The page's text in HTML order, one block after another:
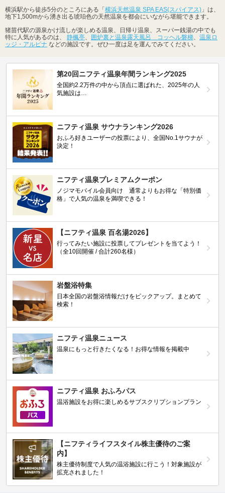
横浜駅から徒歩5分のところにある「 横浜天然温泉 SPA EAS(スパイアス) 」は、
地下1,500mから湧き出る琥珀色の天然温泉を都会にいながら堪能できます。
猪苗代駅の源泉かけ流しが楽しめる温泉、日帰り温泉、スーパー銭湯の中でも
特に人気があるのは、 静楓亭、 囲炉裏と温泉露天風呂 コッヘル磐梯、 温泉ロ
ッジ・アルピナ などの施設です。ぜひ一度は足を運んでみてください。
第20回ニフティ温泉年間ランキング2025
全国約2.2万件の中から頂点に選ばれた、2025年の人
気施設は…
ニフティ温泉 サウナランキング2026
おふろ好きユーザーの投票により、全国No.1サウナが
決定！
ニフティ温泉プレミアムクーポン
ノジマモバイル会員向け 通常よりもお得な「特別価
格」で人気の温泉を満喫できる！
【ニフティ温泉 百名湯2026】
行ってみたい施設に投票してプレゼントを当てよう！
（全10回開催 / 合計260名様）
岩盤浴特集
日本全国の岩盤浴情報だけをピックアップ。まとめて
検索！
ニフティ温泉ニュース
温泉にもっと行きたくなる！お得な情報を掲載中
ニフティ温泉 おふろパス
温浴施設をお得に楽しめるサブスクリプションプラン
【ニフティライフスタイル株主優待のご案
内】
株主優待制度で人気の温浴施設に行こう！対象施設が
拡充されました！